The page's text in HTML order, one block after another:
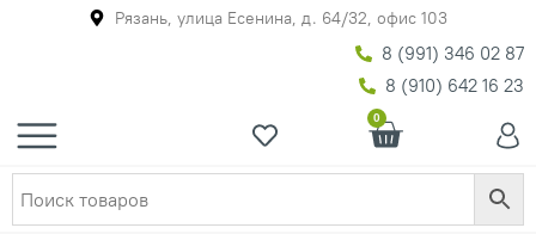
Рязань, улица Есенина, д. 64/32, офис 103
8 (991) 346 02 87
8 (910) 642 16 23
0